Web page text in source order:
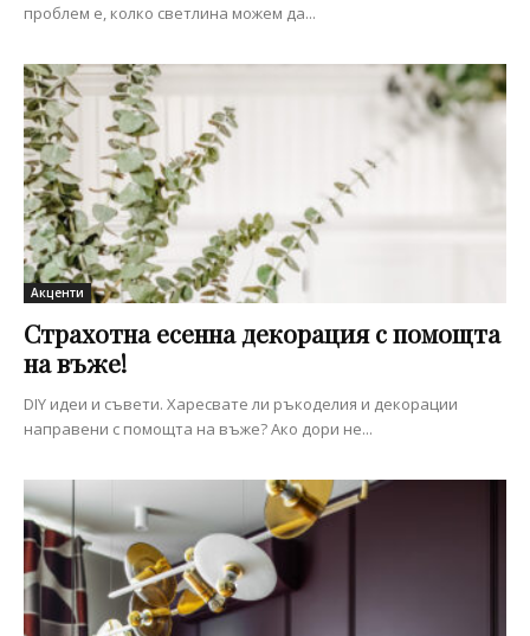
проблем е, колко светлина можем да...
Акценти
Страхотна есенна декорация с помощта
на въже!
DIY идеи и съвети. Харесвате ли ръкоделия и декорации
направени с помощта на въже? Ако дори не...